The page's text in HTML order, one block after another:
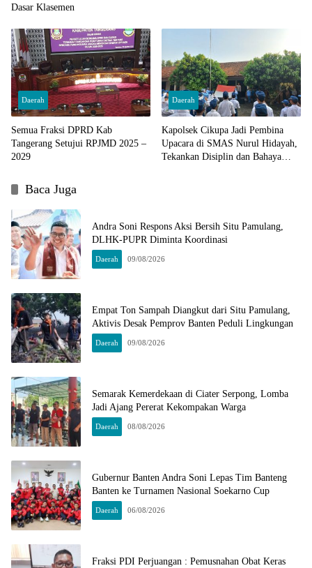
Dasar Klasemen
Daerah
Semua Fraksi DPRD Kab
Tangerang Setujui RPJMD 2025 –
2029
Daerah
Kapolsek Cikupa Jadi Pembina
Upacara di SMAS Nurul Hidayah,
Tekankan Disiplin dan Bahaya
Baca Juga
Andra Soni Respons Aksi Bersih Situ Pamulang,
DLHK-PUPR Diminta Koordinasi
Daerah 09/08/2026
Empat Ton Sampah Diangkut dari Situ Pamulang,
Aktivis Desak Pemprov Banten Peduli Lingkungan
Daerah 09/08/2026
Semarak Kemerdekaan di Ciater Serpong, Lomba
Jadi Ajang Pererat Kekompakan Warga
Daerah 08/08/2026
Gubernur Banten Andra Soni Lepas Tim Banteng
Banten ke Turnamen Nasional Soekarno Cup
Daerah 06/08/2026
Fraksi PDI Perjuangan : Pemusnahan Obat Keras